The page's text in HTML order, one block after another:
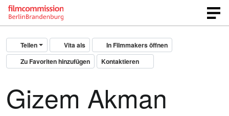
Teilen Vita als
In Filmmakers öffnen
Zu Favoriten hinzufügen
Kontaktieren
Gizem Akman